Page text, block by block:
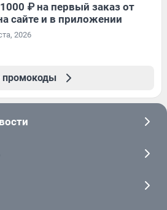
₽ на первый заказ от
сайте и в приложении
2026
промокоды